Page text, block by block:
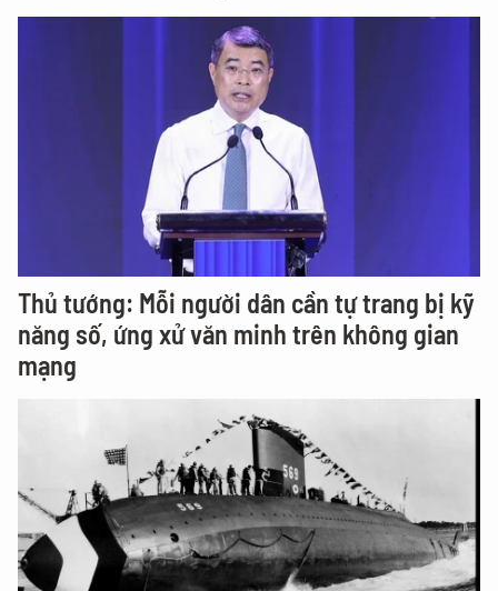
Thủ tướng: Mỗi người dân cần tự trang bị kỹ
năng số, ứng xử văn minh trên không gian
mạng